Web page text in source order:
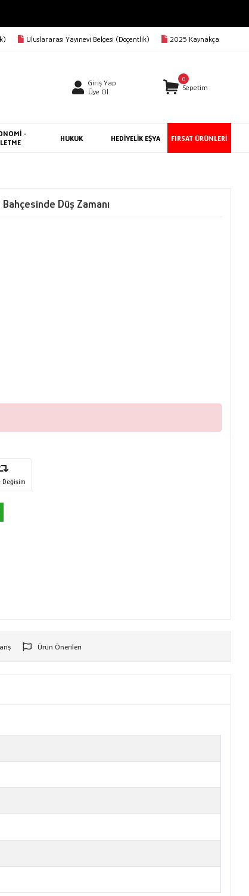
Uluslararası Yayınevi Belgesi (Doçentlik) 2025 Kaynakça
Giriş Yap
Üye Ol
0
Sepetim
-
HUKUK HEDİYELİK EŞYA FIRSAT ÜRÜNLERİ
Düş Zamanı
Değişim
Ürün Önerileri